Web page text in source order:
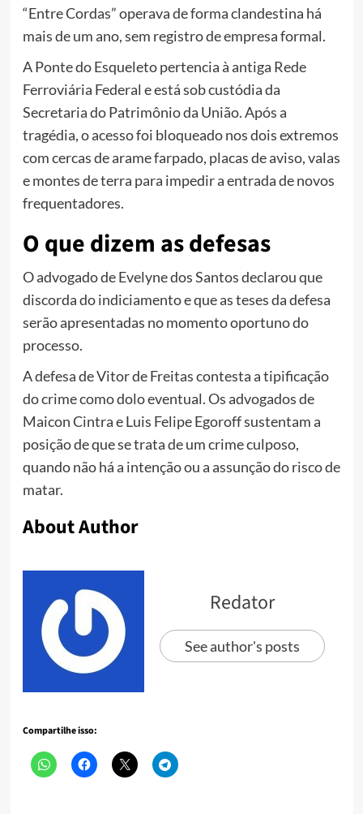
“Entre Cordas” operava de forma clandestina há
mais de um ano, sem registro de empresa formal.
A Ponte do Esqueleto pertencia à antiga Rede
Ferroviária Federal e está sob custódia da
Secretaria do Patrimônio da União. Após a
tragédia, o acesso foi bloqueado nos dois extremos
com cercas de arame farpado, placas de aviso, valas
e montes de terra para impedir a entrada de novos
frequentadores.
O que dizem as defesas
O advogado de Evelyne dos Santos declarou que
discorda do indiciamento e que as teses da defesa
serão apresentadas no momento oportuno do
processo.
A defesa de Vitor de Freitas contesta a tipificação
do crime como dolo eventual. Os advogados de
Maicon Cintra e Luis Felipe Egoroff sustentam a
posição de que se trata de um crime culposo,
quando não há a intenção ou a assunção do risco de
matar.
About Author
Redator
See author's posts
Compartilhe isso: